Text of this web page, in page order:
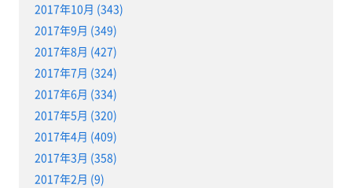
2017年10月 (343)
2017年9月 (349)
2017年8月 (427)
2017年7月 (324)
2017年6月 (334)
2017年5月 (320)
2017年4月 (409)
2017年3月 (358)
2017年2月 (9)